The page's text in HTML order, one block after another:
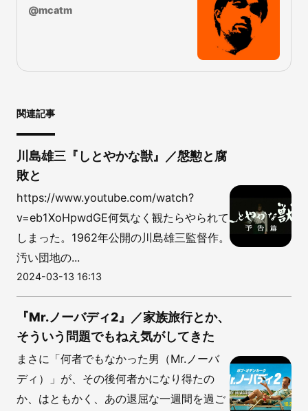
@mcatm
関連記事
川島雄三『しとやかな獣』／慇懃と腐
敗と
https://www.youtube.com/watch?
v=eb1XoHpwdGE何気なく観たらやられて
しまった。1962年公開の川島雄三監督作。
汚い団地の...
2024-03-13 16:13
『Mr.ノーバディ2』／家族旅行とか、
そういう問題でもねえ気がしてきた
まさに「何者でもなかった男（Mr.ノーバ
ディ）」が、その後何者かになり得たの
か、はともかく、あの退屈な一週間を過ご